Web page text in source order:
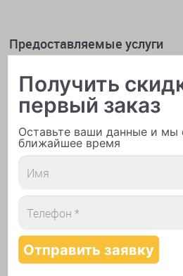
Предоставляемые услуги
Получить
первый заказ
Оставьте ваши данные и мы
ближайшее время